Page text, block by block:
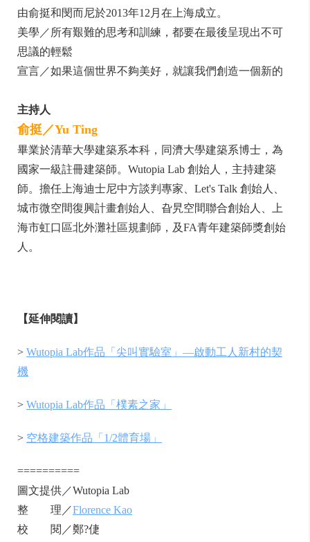
由俞挺和閔而尼於2013年12月在上海成立。
美學／所有艱難的思考和訓練，都要在最後呈現出不可
思議的輕鬆
宣言／如果這個世界不夠美好，就讓我們創造一個新的
主持人
俞挺／Yu Ting
畢業於清華大學建築系本科，同濟大學建築系博士，為
國家一級註冊建築師。Wutopia Lab 創始人，主持建築
師。擔任上海迪士尼中方談判專家、Let's Talk 創始人、
城市微空間復興計畫創始人、旮旯空間聯合創始人、上
海市虹口區北外灘社區規劃師，及FA青年建築師獎創始
人。
【延伸閱讀】
> Wutopia Lab作品「尖叫實驗室」—啟動工人新村的契
機
> Wutopia Lab作品「樸素之家」
> 空格建築作品「1/2體育場」
==========
圖文提供／Wutopia Lab
整 理／Florence Kao
校 閱／鄭?倢